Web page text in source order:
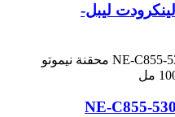
مالينكرودت ليبل-
NE-C855-